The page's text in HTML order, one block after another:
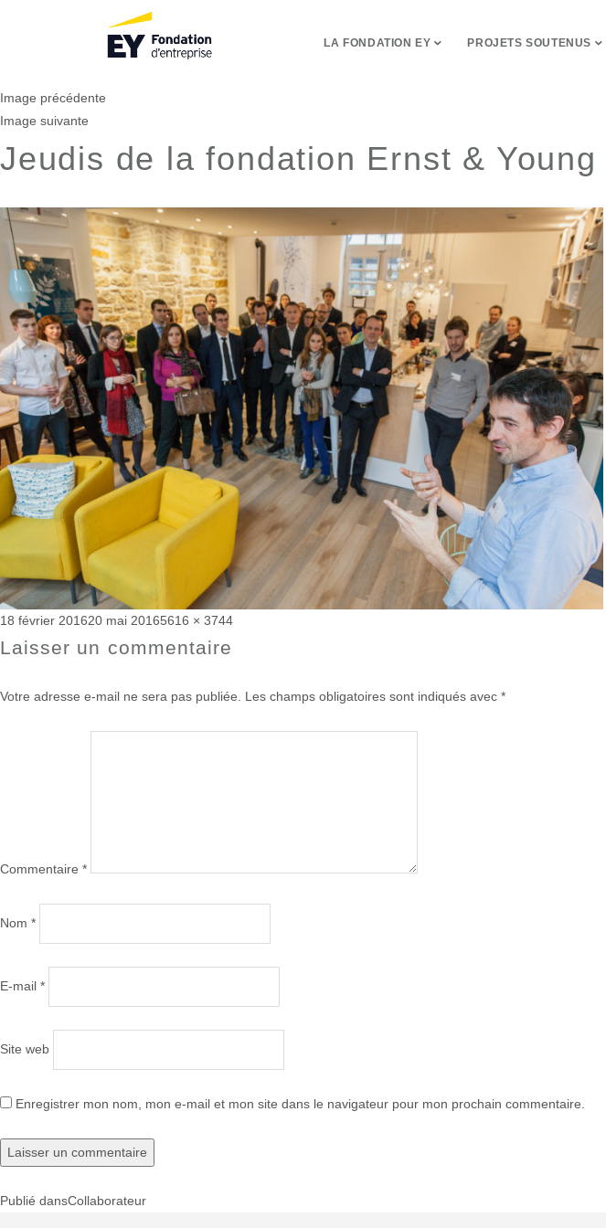
LA FONDATION EY PROJETS SOUTENUS
Image précédente
Image suivante
Jeudis de la fondation Ernst & Young
Publié
le
18 février 201620 mai 2016Taille
réelle
5616 × 3744
Laisser un commentaire
Votre adresse e-mail ne sera pas publiée. Les champs obligatoires sont indiqués avec *
Commentaire *
Nom *
E-mail *
Site web
Enregistrer mon nom, mon e-mail et mon site dans le navigateur pour mon prochain commentaire.
Navigation
Publié dansCollaborateur